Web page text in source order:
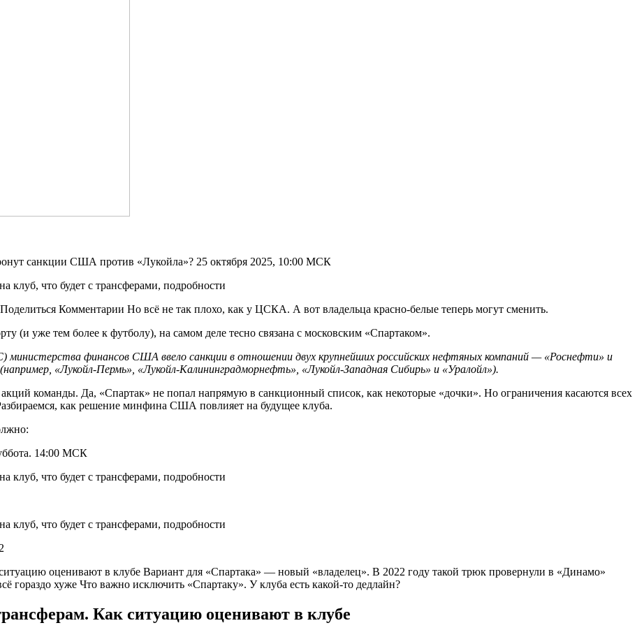
санкции США против «Лукойла»? 25 октября 2025, 10:00 МСК
Комментарии Но всё не так плохо, как у ЦСКА. А вот владельца красно-белые теперь могут сменить.
(и уже тем более к футболу), на самом деле тесно связана с московским «Спартаком».
министерства финансов США ввело санкции в отношении двух крупнейших российских нефтяных компаний — «Роснефти» и
«Лукойл-Пермь», «Лукойл-Калининградморнефть», «Лукойл-Западная Сибирь» и «Уралойл»).
команды. Да, «Спартак» не попал напрямую в санкционный список, как некоторые «дочки». Но ограничения касаются всех
как решение минфина США повлияет на будущее клуба.
14:00 МСК
оценивают в клубе Вариант для «Спартака» — новый «владелец». В 2022 году такой трюк провернули в «Динамо»
хуже Что важно исключить «Спартаку». У клуба есть какой-то дедлайн?
Как ситуацию оценивают в клубе